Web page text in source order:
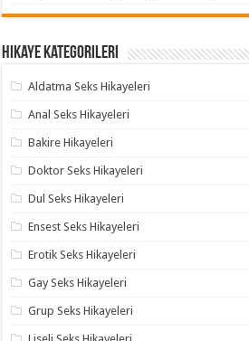
Hikaye Kategorileri
Aldatma Seks Hikayeleri
Anal Seks Hikayeleri
Bakire Hikayeleri
Doktor Seks Hikayeleri
Dul Seks Hikayeleri
Ensest Seks Hikayeleri
Erotik Seks Hikayeleri
Gay Seks Hikayeleri
Grup Seks Hikayeleri